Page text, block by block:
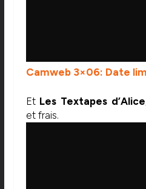
Camweb 3×06: Date
Et Les Textapes d’Alice
et frais.